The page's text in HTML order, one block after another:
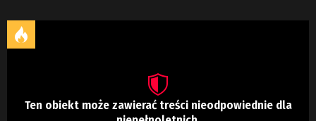
Ten obiekt może zawierać treści nieodpowiednie dla